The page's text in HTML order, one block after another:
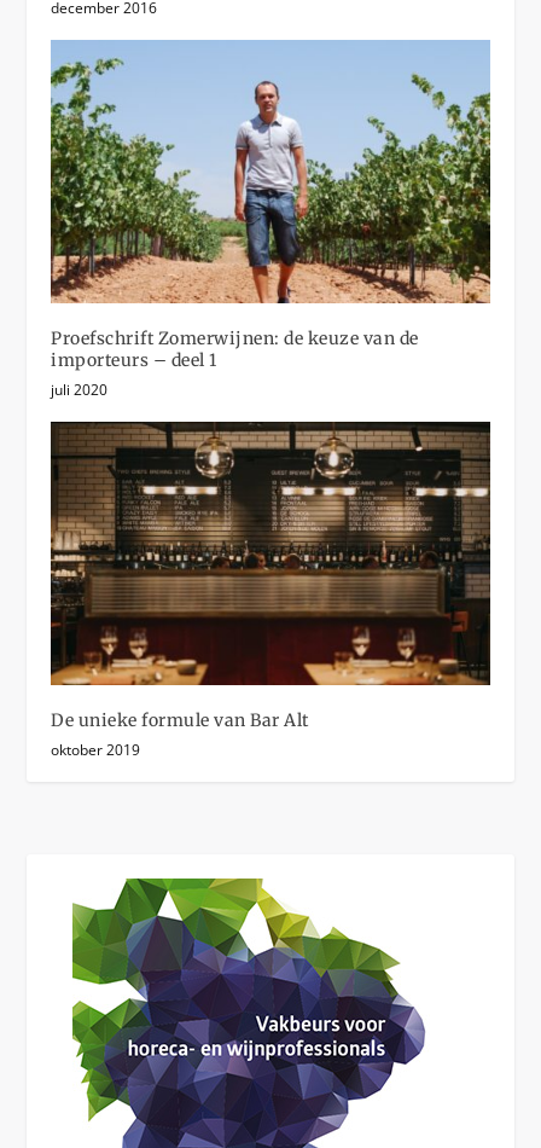
december 2016
Proefschrift Zomerwijnen: de keuze van de
importeurs – deel 1
juli 2020
De unieke formule van Bar Alt
oktober 2019